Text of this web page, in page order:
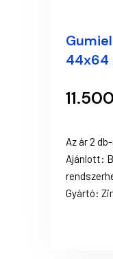
44x64
Az ár 2
Ajánlott:
Gyártó: